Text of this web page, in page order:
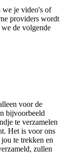
we je video's of
providers wordt
de volgende
voor de
bijvoorbeeld
te verzamelen
Het is voor ons
te trekken en
zullen